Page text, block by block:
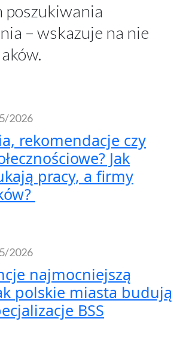
poszukiwania
– wskazuje na nie
2026
rekomendacje czy
Jak
pracy, a firmy
2026
najmocniejszą
polskie miasta budują
BSS